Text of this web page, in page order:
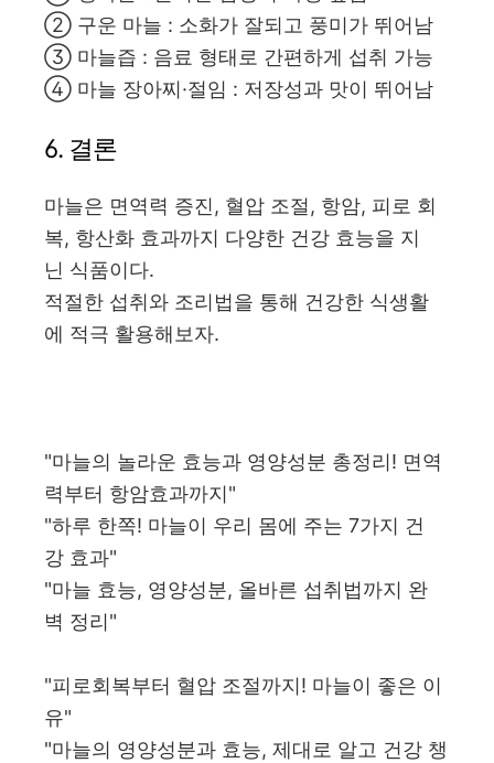
② 구운 마늘 : 소화가 잘되고 풍미가 뛰어남
③ 마늘즙 : 음료 형태로 간편하게 섭취 가능
④ 마늘 장아찌·절임 : 저장성과 맛이 뛰어남
6. 결론
마늘은 면역력 증진, 혈압 조절, 항암, 피로 회
복, 항산화 효과까지 다양한 건강 효능을 지
닌 식품이다.
적절한 섭취와 조리법을 통해 건강한 식생활
에 적극 활용해보자.
"마늘의 놀라운 효능과 영양성분 총정리! 면역
력부터 항암효과까지"
"하루 한쪽! 마늘이 우리 몸에 주는 7가지 건
강 효과"
"마늘 효능, 영양성분, 올바른 섭취법까지 완
벽 정리"
"피로회복부터 혈압 조절까지! 마늘이 좋은 이
유"
"마늘의 영양성분과 효능, 제대로 알고 건강 챙